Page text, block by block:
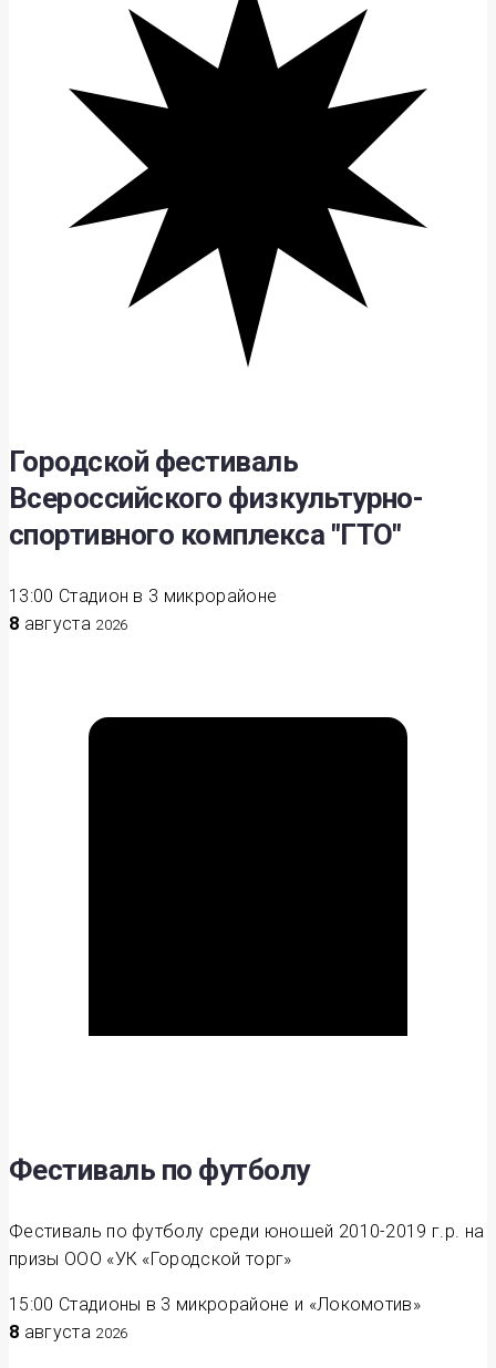
Городской фестиваль
Всероссийского физкультурно-
спортивного комплекса "ГТО"
13:00 Стадион в 3 микрорайоне
8 августа 2026
Фестиваль по футболу
Фестиваль по футболу среди юношей 2010-2019 г.р. на
призы ООО «УК «Городской торг»
15:00 Стадионы в 3 микрорайоне и «Локомотив»
8 августа 2026